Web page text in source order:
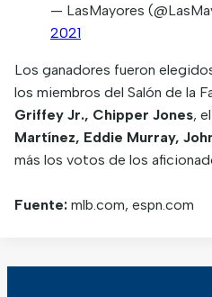
— LasMayores
2021
Los ganadores fueron
los miembros del Salón de la
Griffey Jr., Chipper Jones,
Martínez, Eddie Murray,
más los votos de los
Fuente: mlb.com, espn.com